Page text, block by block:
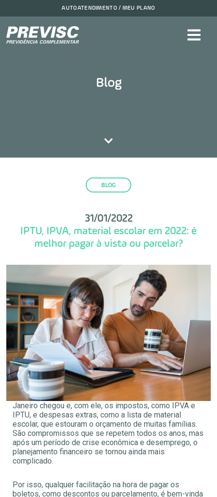
AUTOATENDIMENTO / MEU PLANO
Blog
BLOG
31/01/2022
IPTU, IPVA, material escolar em 2022: é
melhor pagar à vista ou parcelar?
Janeiro chegou e, com ele, os impostos, como IPVA e
IPTU, e despesas extras, como a lista de material
escolar, que estouram o orçamento de muitas famílias.
São compromissos que se repetem todos os anos, mas
após um período de crise econômica e desemprego, o
planejamento financeiro se tornou ainda mais
complicado.
Por isso, qualquer facilitação na hora de pagar os
boletos, como descontos ou parcelamento, é bem-vinda